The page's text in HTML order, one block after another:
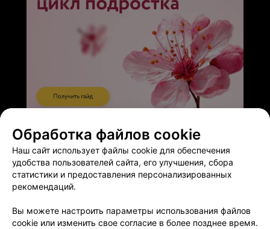
Обработка файлов cookie
Наш сайт использует файлы cookie для обеспечения
удобства пользователей сайта, его улучшения, сбора
статистики и предоставления персонализированных
рекомендаций.
Вы можете настроить параметры использования файлов
cookie или изменить свое согласие в более позднее время.